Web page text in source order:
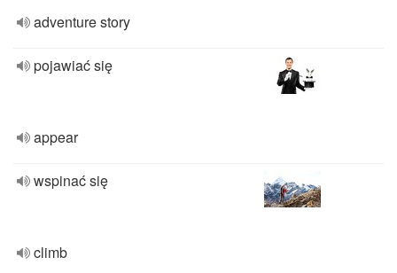
adventure story
pojawiać się
appear
wspinać się
climb